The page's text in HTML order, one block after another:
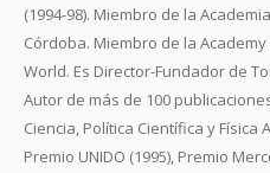
(1994-98). Miembro de la
Córdoba. Miembro de la
World. Es Director-Fundador de
Autor de más de 100
Ciencia, Política Científica y Física
Premio UNIDO (1995), Premio